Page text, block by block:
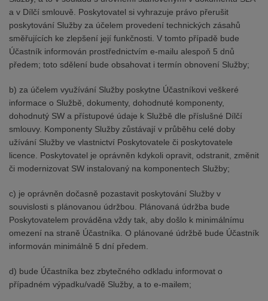
a v Dílčí smlouvě. Poskytovatel si vyhrazuje právo přerušit
poskytování Služby za účelem provedení technických zásahů
směřujících ke zlepšení její funkčnosti. V tomto případě bude
Účastník informován prostřednictvím e-mailu alespoň 5 dnů
předem; toto sdělení bude obsahovat i termín obnovení Služby;
b) za účelem využívání Služby poskytne Účastníkovi veškeré
informace o Službě, dokumenty, dohodnuté komponenty,
dohodnutý SW a přístupové údaje k Službě dle příslušné Dílčí
smlouvy. Komponenty Služby zůstávají v průběhu celé doby
užívání Služby ve vlastnictví Poskytovatele či poskytovatele
licence. Poskytovatel je oprávněn kdykoli opravit, odstranit, změnit
či modernizovat SW instalovaný na komponentech Služby;
c) je oprávněn dočasně pozastavit poskytování Služby v
souvislosti s plánovanou údržbou. Plánovaná údržba bude
Poskytovatelem prováděna vždy tak, aby došlo k minimálnímu
omezení na straně Účastníka. O plánované údržbě bude Účastník
informován minimálně 5 dní předem.
d) bude Účastníka bez zbytečného odkladu informovat o
případném výpadku/vadě Služby, a to e-mailem;